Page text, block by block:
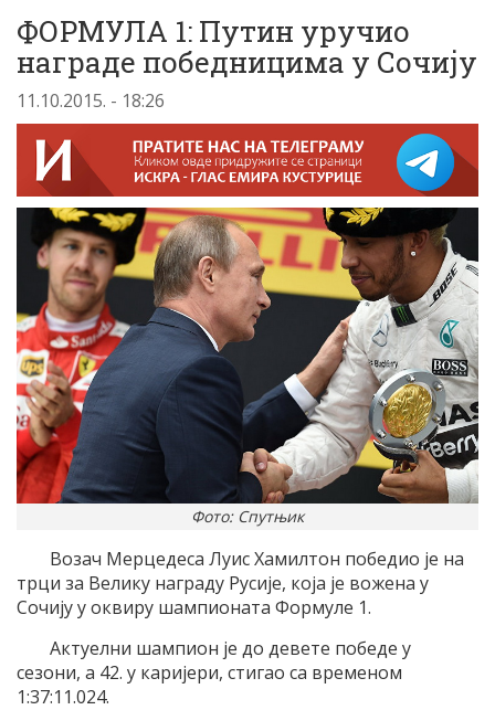
ФОРМУЛА 1: Путин уручио
награде победницима у Сочију
11.10.2015. - 18:26
Фото: Спутњик
Возач Мерцедеса Луис Хамилтон победио је на
трци за Велику награду Русије, која је вожена у
Сочију у оквиру шампионата Формуле 1.
Актуелни шампион је до девете победе у
сезони, а 42. у каријери, стигао са временом
1:37:11.024.